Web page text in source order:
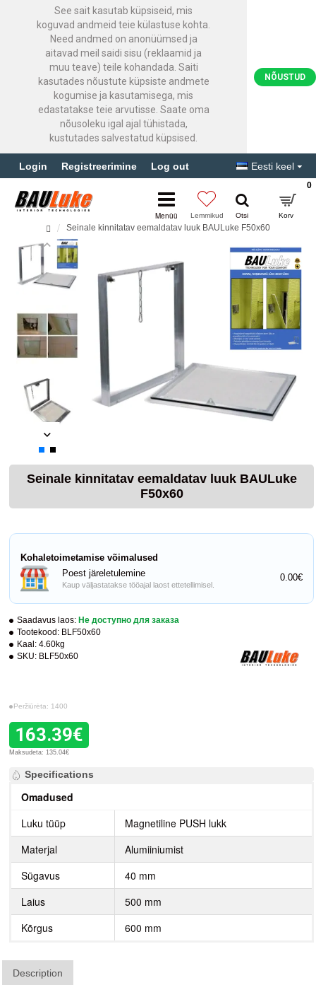
See sait kasutab küpsiseid, mis
koguvad andmeid teie külastuse kohta.
Need andmed on anonüümsed ja
aitavad meil saidi sisu (reklaamid ja
muu teave) teile kohandada. Saiti
kasutades nõustute küpsiste andmete
kogumise ja kasutamisega, mis
edastatakse teie arvutisse. Saate oma
nõusoleku igal ajal tühistada,
kustutades salvestatud küpsised.
NÕUSTUD
Login Registreerimine Log out Eesti keel
0
Seinale kinnitatav eemaldatav luuk BAULuke F50x60
Seinale kinnitatav eemaldatav luuk BAULuke
F50x60
Saadavus laos: Не доступно для заказа
Tootekood: BLF50x60
Kaal: 4.60kg
SKU: BLF50x60
Peržiūrėta: 1400
163.39€
Maksudeta: 135.04€
Kohaletoimetamise võimalused
Poest järeletulemine
Kaup väljastatakse tööajal laost ettetellimisel.
0.00€
Specifications
Omadused
Luku tüüp
Magnetiline PUSH lukk
Materjal
Alumiiniumist
Sügavus
40 mm
Laius
500 mm
Kõrgus
600 mm
Description